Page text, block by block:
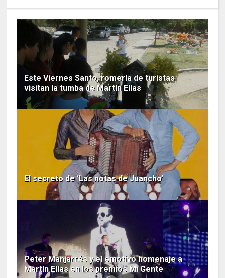
Este Viernes Santo, romería de turistas
visitan la tumba de Martín Elías
El secreto de ‘Las notas de Juancho’
Peter Manjarrés y el emotivo homenaje a
Martín Elías en los premios Mi Gente